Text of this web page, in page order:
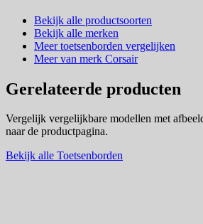
Bekijk alle productsoorten
Bekijk alle merken
Meer toetsenborden vergelijken
Meer van merk Corsair
Gerelateerde producten
Vergelijk vergelijkbare modellen met
naar de productpagina.
Bekijk alle Toetsenborden